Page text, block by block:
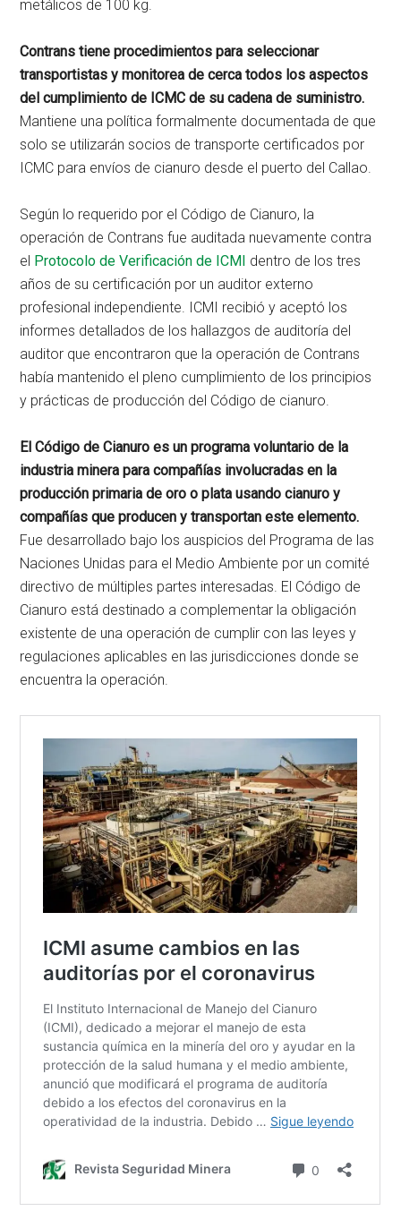
metálicos de 100 kg.
Contrans tiene procedimientos para seleccionar
transportistas y monitorea de cerca todos los aspectos
del cumplimiento de ICMC de su cadena de suministro.
Mantiene una política formalmente documentada de que
solo se utilizarán socios de transporte certificados por
ICMC para envíos de cianuro desde el puerto del Callao.
Según lo requerido por el Código de Cianuro, la
operación de Contrans fue auditada nuevamente contra
el Protocolo de Verificación de ICMI dentro de los tres
años de su certificación por un auditor externo
profesional independiente. ICMI recibió y aceptó los
informes detallados de los hallazgos de auditoría del
auditor que encontraron que la operación de Contrans
había mantenido el pleno cumplimiento de los principios
y prácticas de producción del Código de cianuro.
El Código de Cianuro es un programa voluntario de la
industria minera para compañías involucradas en la
producción primaria de oro o plata usando cianuro y
compañías que producen y transportan este elemento.
Fue desarrollado bajo los auspicios del Programa de las
Naciones Unidas para el Medio Ambiente por un comité
directivo de múltiples partes interesadas. El Código de
Cianuro está destinado a complementar la obligación
existente de una operación de cumplir con las leyes y
regulaciones aplicables en las jurisdicciones donde se
encuentra la operación.